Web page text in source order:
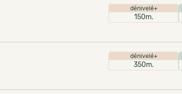
dénivelé+
150m.
dénivelé+
350m.